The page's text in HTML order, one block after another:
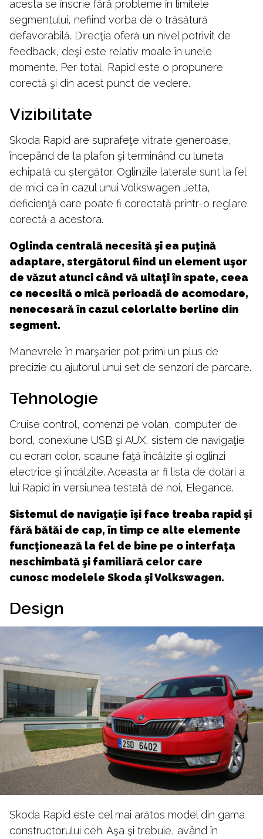
acesta se înscrie fără probleme în limitele
segmentului, nefiind vorba de o trăsătură
defavorabilă. Direcţia oferă un nivel potrivit de
feedback, deşi este relativ moale în unele
momente. Per total, Rapid este o propunere
corectă şi din acest punct de vedere.
Vizibilitate
Skoda Rapid are suprafeţe vitrate generoase,
începând de la plafon şi terminând cu luneta
echipată cu ştergător. Oglinzile laterale sunt la fel
de mici ca în cazul unui Volkswagen Jetta,
deficienţă care poate fi corectată printr-o reglare
corectă a acestora.
Oglinda centrală necesită şi ea puţină
adaptare, stergătorul fiind un element uşor
de văzut atunci când vă uitaţi în spate, ceea
ce necesită o mică perioadă de acomodare,
nenecesară în cazul celorlalte berline din
segment.
Manevrele în marşarier pot primi un plus de
precizie cu ajutorul unui set de senzori de parcare.
Tehnologie
Cruise control, comenzi pe volan, computer de
bord, conexiune USB şi AUX, sistem de navigaţie
cu ecran color, scaune faţă încălzite şi oglinzi
electrice şi încălzite. Aceasta ar fi lista de dotări a
lui Rapid în versiunea testată de noi, Elegance.
Sistemul de navigaţie îşi face treaba rapid şi
fără bătăi de cap, în timp ce alte elemente
funcţionează la fel de bine pe o interfaţa
neschimbată şi familiară celor care
cunosc modelele Skoda şi Volkswagen.
Design
Skoda Rapid este cel mai arătos model din gama
constructorului ceh. Aşa şi trebuie, având în